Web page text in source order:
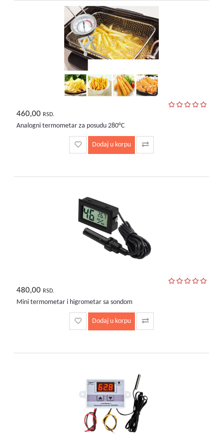
460,00 RSD.
Analogni termometar za posudu 280°C
Dodaj u korpu
480,00 RSD.
Mini termometar i higrometar sa sondom
Dodaj u korpu